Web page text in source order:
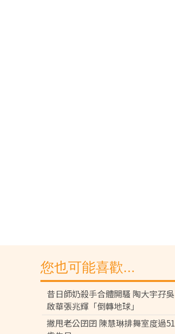
您也可能喜歡...
昔日師奶殺手合體開騷 陶大宇孖吳
啟華張兆輝「倒轉地球」
撇甩老公囝囝 陳慧琳排舞室度過51